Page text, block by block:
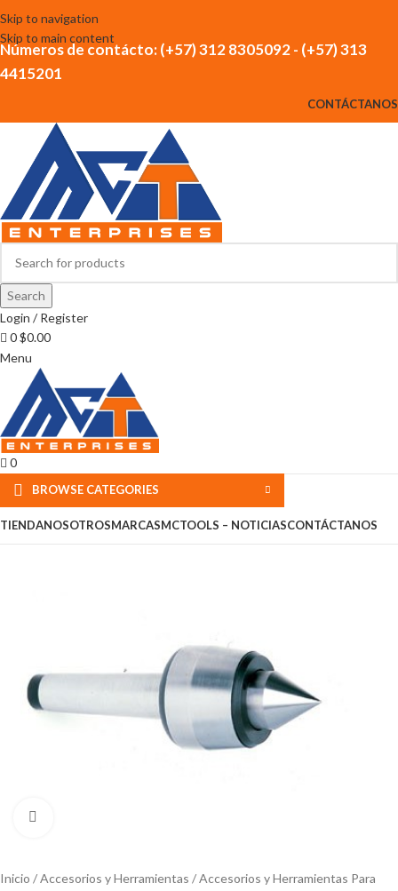
Skip to navigation
Skip to main content
Números de contácto: (+57) 312 8305092 - (+57) 313
4415201
CONTÁCTANOS
Search
Login / Register
0$0.00
Menu
0
BROWSE CATEGORIES
TIENDANOSOTROSMARCASMCTOOLS – NOTICIASCONTÁCTANOS
Inicio Accesorios y Herramientas
Accesorios y Herramientas Para